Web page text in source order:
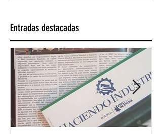
Entradas destacadas